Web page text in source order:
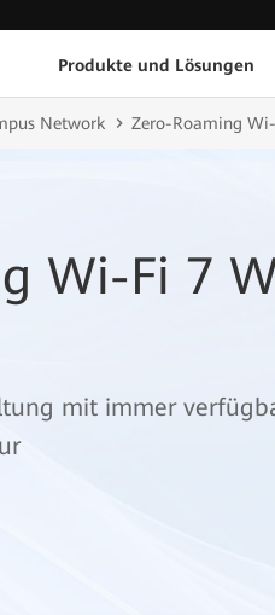
Produkte und Lösungen
Network Zero-Roaming
Wi-Fi 7
mit immer